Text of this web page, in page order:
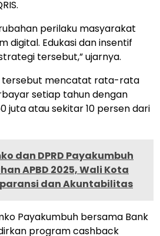
perilaku masyarakat
digital. Edukasi dan insentif
tersebut,” ujarnya.
tersebut mencatat rata-rata
setiap tahun dengan
juta atau sekitar 10 persen dari
dan DPRD Payakumbuh
APBD 2025, Wali Kota
dan Akuntabilitas
Payakumbuh bersama Bank
program cashback